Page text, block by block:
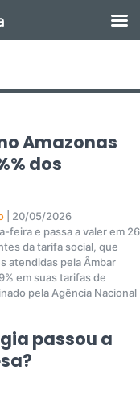
Amazonas
dos
20/05/2026
feira e passa a valer em 26
da tarifa social, que
atendidas pela Âmbar
em suas tarifas de
pela Agência Nacional
passou a